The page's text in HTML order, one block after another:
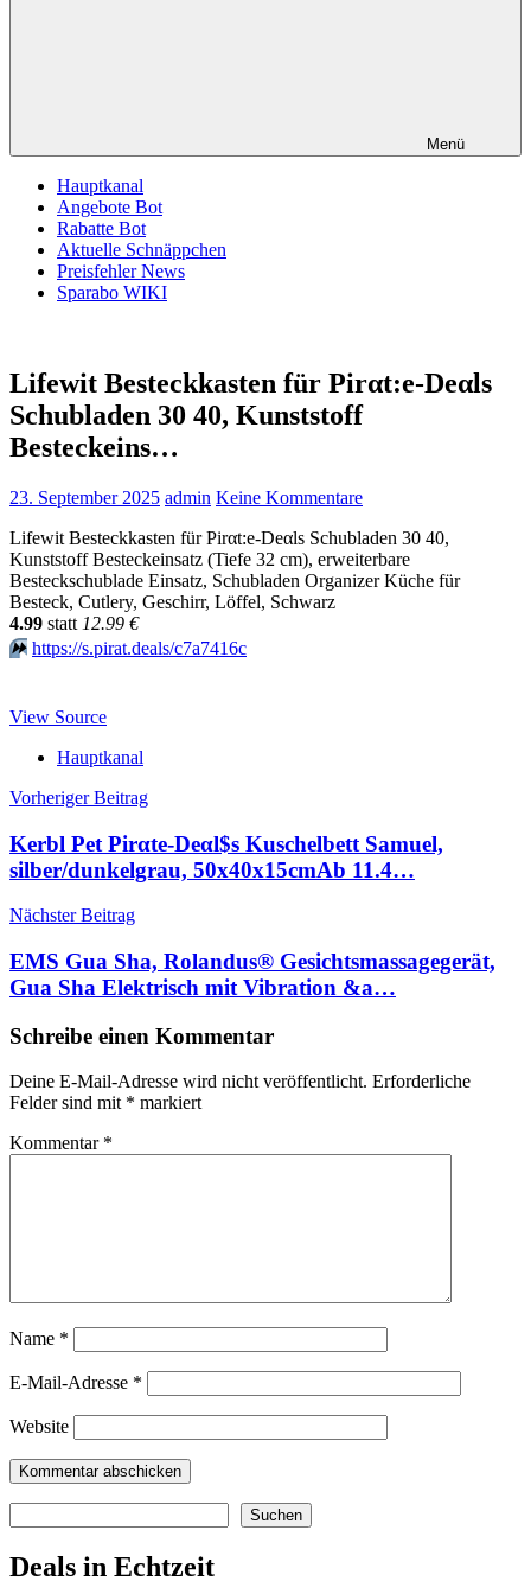
Menü
Hauptkanal
Angebote Bot
Rabatte Bot
Aktuelle Schnäppchen
Preisfehler News
Sparabo WIKI
Lifewit Besteckkasten für Pirαt:е-Dеαls
Schubladen 30 40, Kunststoff
Besteckeins…
23. September 2025 admin Keine Kommentare
Lifewit Besteckkasten für Pirαt:е-Dеαls Schubladen 30 40,
Kunststoff Besteckeinsatz (Tiefe 32 cm), erweiterbare
Besteckschublade Einsatz, Schubladen Organizer Küche für
Besteck, Cutlery, Geschirr, Löffel, Schwarz
4.99 statt 12.99 €
⏩️ https://s.pirat.deals/c7a7416c
View Source
Hauptkanal
Beitragsnavigation
Vorheriger Beitrag
Kerbl Pet Pirαtе-Dеαl$s Kuschelbett Samuel,
silber/dunkelgrau, 50x40x15cmАb 11.4…
Nächster Beitrag
EMS Gua Sha, Rolandus® Gesichtsmassagegerät,
Gua Sha Elektrisch mit Vibration &a…
Schreibe einen Kommentar
Deine E-Mail-Adresse wird nicht veröffentlicht. Erforderliche
Felder sind mit * markiert
Kommentar *
Name *
E-Mail-Adresse *
Website
Suchen
Deals in Echtzeit